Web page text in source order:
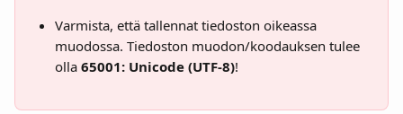
Varmista, että tallennat tiedoston oikeassa
muodossa. Tiedoston muodon/koodauksen tulee
olla 65001: Unicode (UTF-8)!